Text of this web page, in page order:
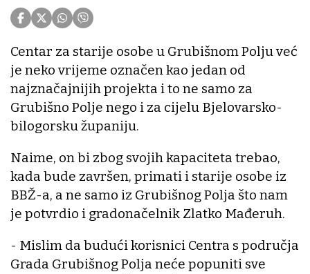
Centar za starije osobe u Grubišnom Polju već
je neko vrijeme označen kao jedan od
najznačajnijih projekta i to ne samo za
Grubišno Polje nego i za cijelu Bjelovarsko-
bilogorsku županiju.
Naime, on bi zbog svojih kapaciteta trebao,
kada bude završen, primati i starije osobe iz
BBŽ-a, a ne samo iz Grubišnog Polja što nam
je potvrdio i gradonačelnik Zlatko Mađeruh.
- Mislim da budući korisnici Centra s područja
Grada Grubišnog Polja neće popuniti sve